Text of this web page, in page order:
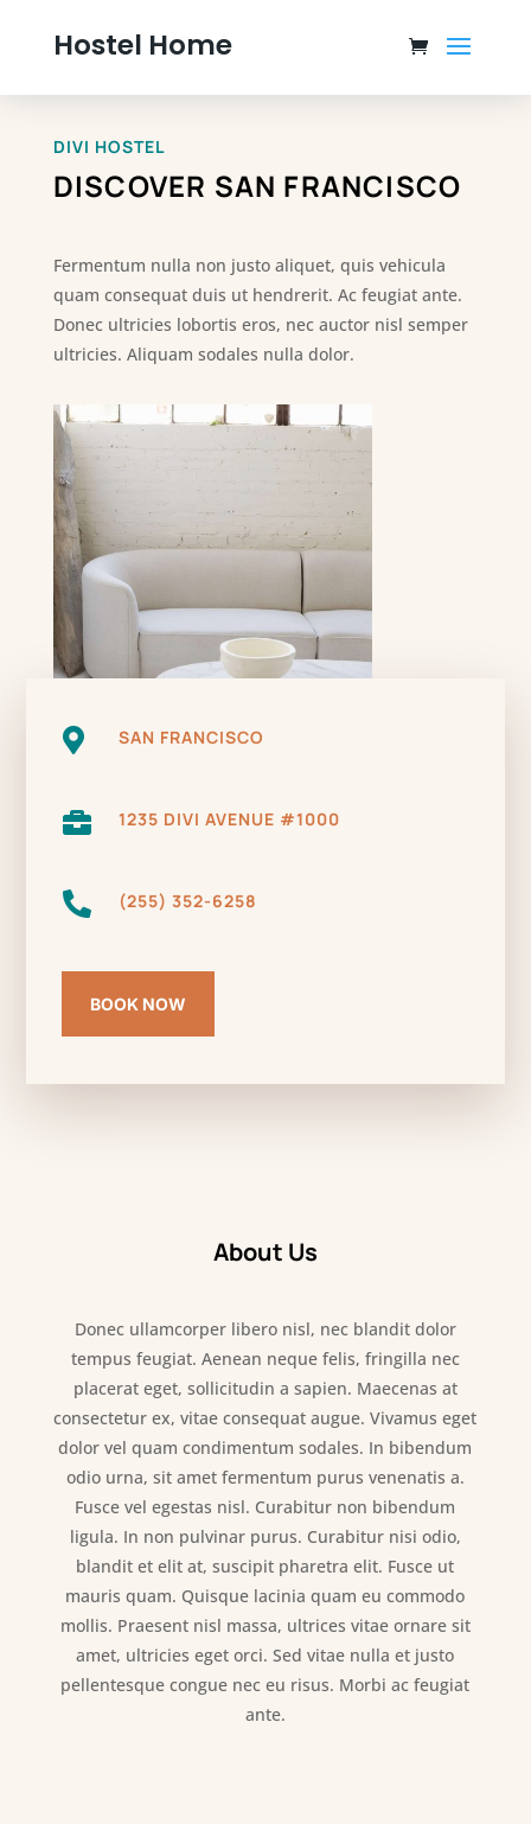
Hostel Home
DIVI HOSTEL
DISCOVER SAN FRANCISCO
Fermentum nulla non justo aliquet, quis vehicula
quam consequat duis ut hendrerit. Ac feugiat ante.
Donec ultricies lobortis eros, nec auctor nisl semper
ultricies. Aliquam sodales nulla dolor.
 SAN FRANCISCO
 1235 DIVI AVENUE #1000
 (255) 352-6258
BOOK NOW
About Us
Donec ullamcorper libero nisl, nec blandit dolor
tempus feugiat. Aenean neque felis, fringilla nec
placerat eget, sollicitudin a sapien. Maecenas at
consectetur ex, vitae consequat augue. Vivamus eget
dolor vel quam condimentum sodales. In bibendum
odio urna, sit amet fermentum purus venenatis a.
Fusce vel egestas nisl. Curabitur non bibendum
ligula. In non pulvinar purus. Curabitur nisi odio,
blandit et elit at, suscipit pharetra elit. Fusce ut
mauris quam. Quisque lacinia quam eu commodo
mollis. Praesent nisl massa, ultrices vitae ornare sit
amet, ultricies eget orci. Sed vitae nulla et justo
pellentesque congue nec eu risus. Morbi ac feugiat
ante.